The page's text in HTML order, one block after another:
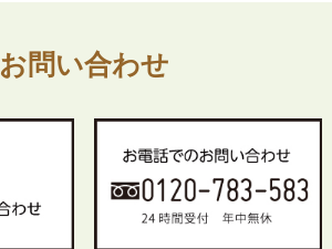
お問い合わせ